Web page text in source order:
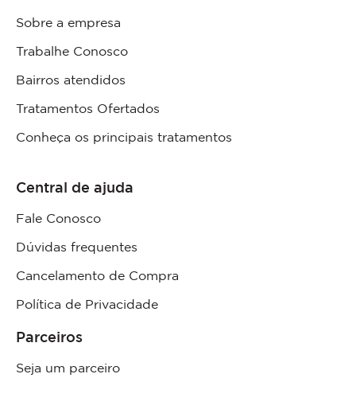
Sobre a empresa
Trabalhe Conosco
Bairros atendidos
Tratamentos Ofertados
Conheça os principais tratamentos
Central de ajuda
Fale Conosco
Dúvidas frequentes
Cancelamento de Compra
Política de Privacidade
Parceiros
Seja um parceiro